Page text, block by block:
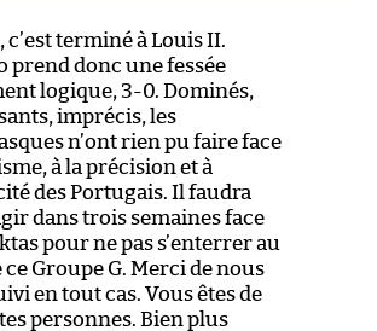
c’est terminé à Louis II.
prend donc une fessée
logique, 3-0. Dominés,
imprécis, les
n’ont rien pu faire face
à la précision et à
des Portugais. Il faudra
dans trois semaines face
pour ne pas s’enterrer au
ce Groupe G. Merci de nous
en tout cas. Vous êtes de
personnes. Bien plus